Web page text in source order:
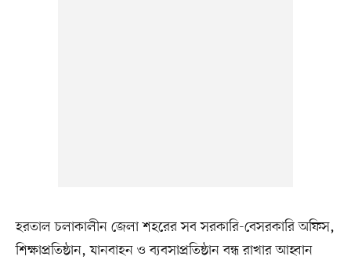
হরতাল চলাকালীন জেলা শহরের সব সরকারি-বেসরকারি অফিস,
শিক্ষাপ্রতিষ্ঠান, যানবাহন ও ব্যবসাপ্রতিষ্ঠান বন্ধ রাখার আহ্বান